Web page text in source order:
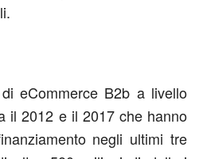
eCommerce B2b a livello
il 2012 e il 2017 che hanno
negli ultimi tre